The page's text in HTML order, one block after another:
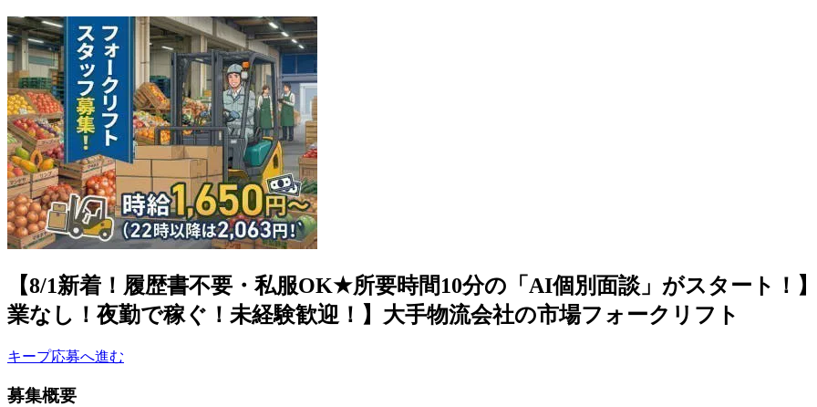
【8/1新着！履歴書不要・私服OK★所要時間10分の「AI個別面談」がスタート！
業なし！夜勤で稼ぐ！未経験歓迎！】大手物流会社の市場フォークリフト
キープ応募へ進む
募集概要